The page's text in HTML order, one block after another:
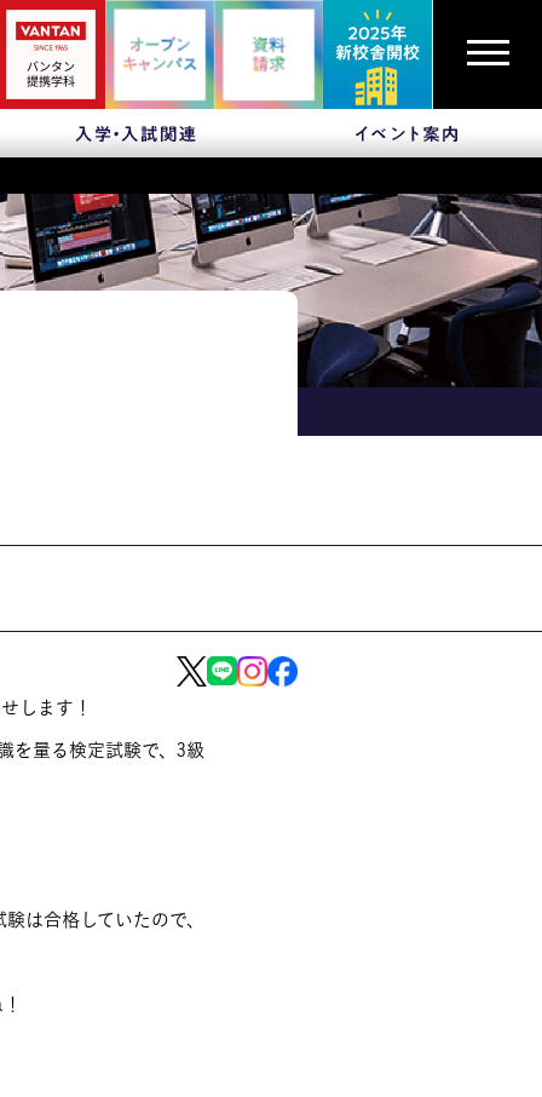
します！
を量る検定試験で、3級
は合格していたので、